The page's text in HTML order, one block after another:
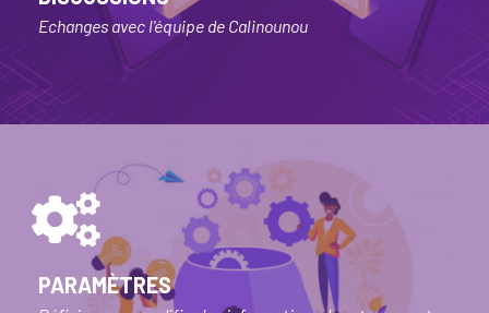
Echanges avec l'équipe de Calinounou
PARAMÈTRES